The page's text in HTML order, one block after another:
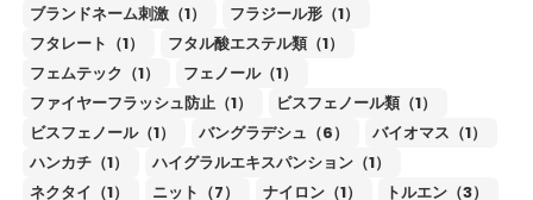
ブランドネーム刺激（1）
フラジール形（1）
フタレート（1）
フタル酸エステル類（1）
フェムテック（1）
フェノール（1）
ファイヤーフラッシュ防止（1）
ビスフェノール類（1）
ビスフェノール（1）
バングラデシュ（6）
バイオマス（1）
ハンカチ（1）
ハイグラルエキスパンション（1）
ネクタイ（1）
ニット（7） ナイロン（1）
トルエン（3）